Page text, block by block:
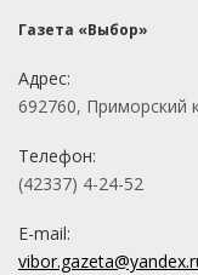
Газета «Выбор»
Адрес:
692760, Приморский
Телефон:
(42337) 4-24-52
E-mail: